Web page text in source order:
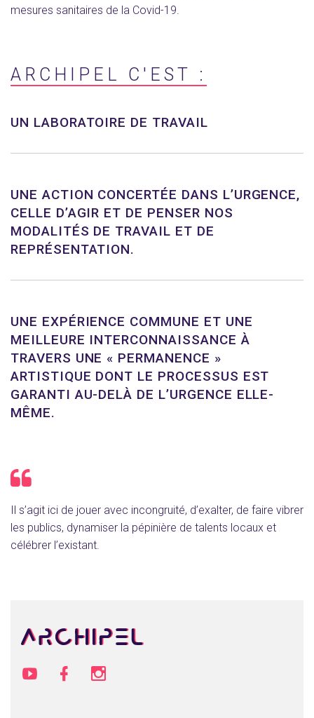
mesures sanitaires de la Covid-19.
ARCHIPEL C'EST :
UN LABORATOIRE DE TRAVAIL
UNE ACTION CONCERTÉE DANS L’URGENCE,
CELLE D’AGIR ET DE PENSER NOS
MODALITÉS DE TRAVAIL ET DE
REPRÉSENTATION.
UNE EXPÉRIENCE COMMUNE ET UNE
MEILLEURE INTERCONNAISSANCE À
TRAVERS UNE « PERMANENCE »
ARTISTIQUE DONT LE PROCESSUS EST
GARANTI AU-DELÀ DE L’URGENCE ELLE-
MÊME.
Il s’agit ici de jouer avec incongruité, d’exalter, de faire vibrer
les publics, dynamiser la pépinière de talents locaux et
célébrer l’existant.